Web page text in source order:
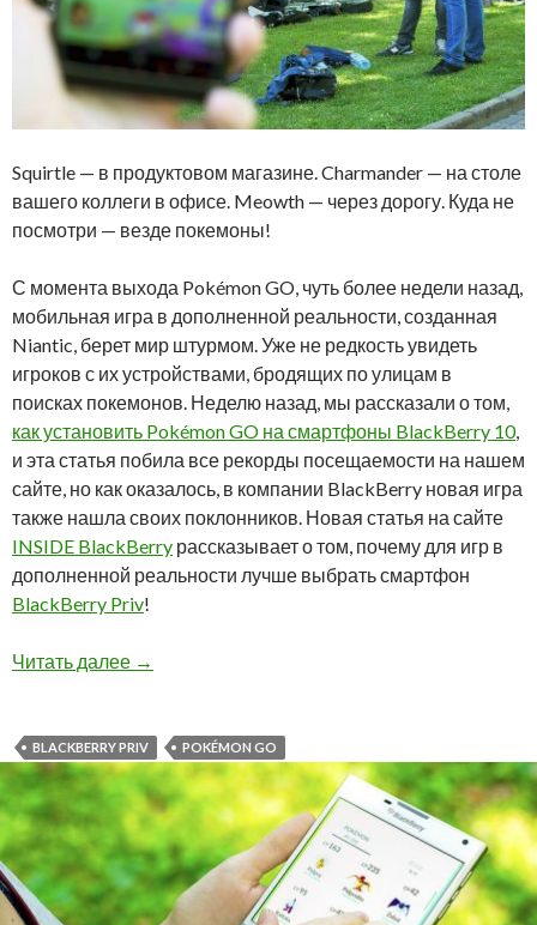
Squirtle — в продуктовом магазине. Charmander — на столе
вашего коллеги в офисе. Meowth — через дорогу. Куда не
посмотри — везде покемоны!
С момента выхода Pokémon GO, чуть более недели назад,
мобильная игра в дополненной реальности, созданная
Niantic, берет мир штурмом. Уже не редкость увидеть
игроков с их устройствами, бродящих по улицам в
поисках покемонов. Неделю назад, мы рассказали о том,
как установить Pokémon GO на смартфоны BlackBerry 10,
и эта статья побила все рекорды посещаемости на нашем
сайте, но как оказалось, в компании BlackBerry новая игра
также нашла своих поклонников. Новая статья на сайте
INSIDE BlackBerry рассказывает о том, почему для игр в
дополненной реальности лучше выбрать смартфон
BlackBerry Priv!
Читать далее Pokémon GO: ловим покемонов без риска
→
BLACKBERRY PRIV POKÉMON GO